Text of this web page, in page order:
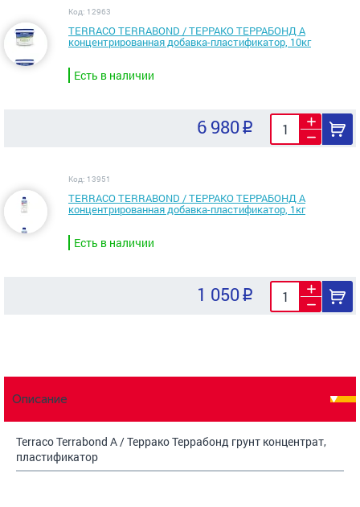
Код: 12963
TERRACO TERRABOND / ТЕРРАКО ТЕРРАБОНД А
концентрированная добавка-пластификатор, 10кг
Есть в наличии
6 980
Код: 13951
TERRACO TERRABOND / ТЕРРАКО ТЕРРАБОНД А
концентрированная добавка-пластификатор, 1кг
Есть в наличии
1 050
Описание
Terraco Terrabond A / Террако Террабонд грунт концентрат,
пластификатор